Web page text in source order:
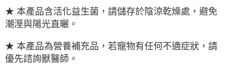
★ 本產品含活化益生菌，請儲存於陰涼乾燥處，避免
潮溼與陽光直曬。
★ 本產品為營養補充品，若寵物有任何不適症狀，請
優先諮詢獸醫師。